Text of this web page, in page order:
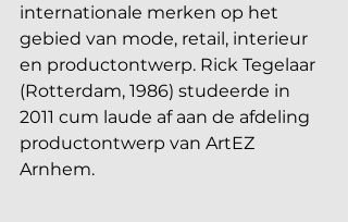
internationale merken op het
gebied van mode, retail, interieur
en productontwerp. Rick Tegelaar
(Rotterdam, 1986) studeerde in
2011 cum laude af aan de afdeling
productontwerp van ArtEZ
Arnhem.